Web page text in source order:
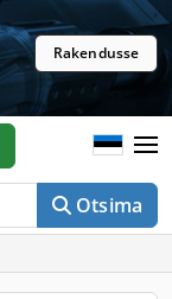
Rakendusse
Otsima